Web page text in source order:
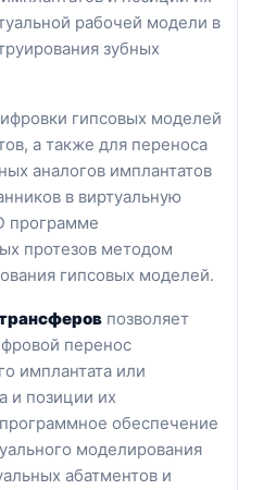
рабочей модели в
зубных
гипсовых моделей
а также для переноса
аналогов имплантатов
в виртуальную
программе
протезов методом
гипсовых моделей.
позволяет
перенос
имплантата или
и позиции их
обеспечение
моделирования
абатментов и